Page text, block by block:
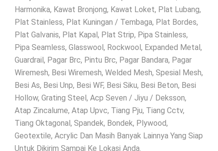
Harmonika, Kawat Bronjong, Kawat Loket, Plat Lubang,
Plat Stainless, Plat Kuningan / Tembaga, Plat Bordes,
Plat Galvanis, Plat Kapal, Plat Strip, Pipa Stainless,
Pipa Seamless, Glasswool, Rockwool, Expanded Metal,
Guardrail, Pagar Brc, Pintu Brc, Pagar Bandara, Pagar
Wiremesh, Besi Wiremesh, Welded Mesh, Spesial Mesh,
Besi As, Besi Unp, Besi WF, Besi Siku, Besi Beton, Besi
Hollow, Grating Steel, Acp Seven / Jiyu / Deksson,
Atap Zincalume, Atap Upvc, Tiang Pju, Tiang Cctv,
Tiang Oktagonal, Spandek, Bondek, Plywood,
Geotextile, Acrylic Dan Masih Banyak Lainnya Yang Siap
Untuk Dikirim Sampai Ke Lokasi Anda.